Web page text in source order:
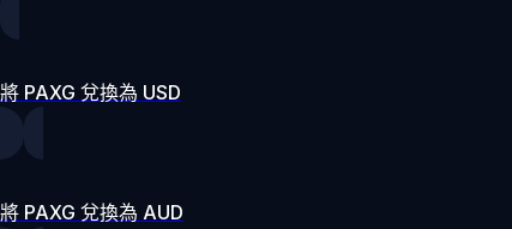
將 PAXG 兌換為 USD
將 PAXG 兌換為 AUD